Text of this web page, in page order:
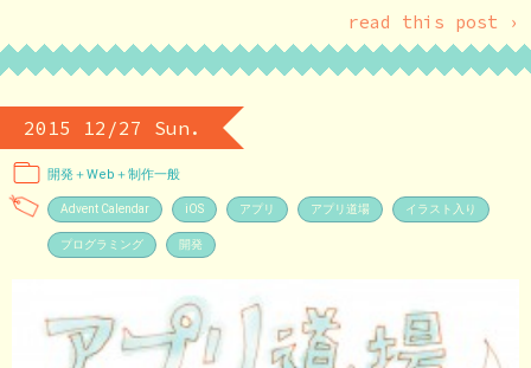
read this post ›
2015 12/27 Sun.
開発＋Web＋制作一般
Advent Calendar iOS アプリ アプリ道場 イラスト入り
プログラミング 開発